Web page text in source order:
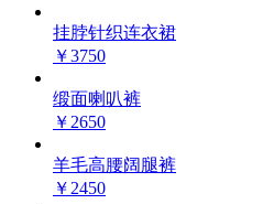
挂脖针织连衣裙
￥3750
缎面喇叭裤
￥2650
羊毛高腰阔腿裤
￥2450